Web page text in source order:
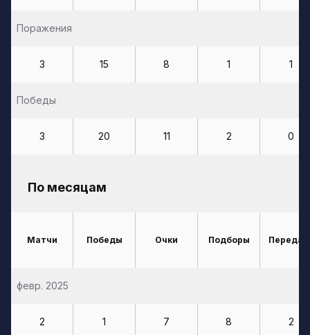
Поражения
3 15 8 1 1
Победы
3 20 11 2 0
По месяцам
Матчи Победы Очки Подборы
февр. 2025
2 1 7 8 2